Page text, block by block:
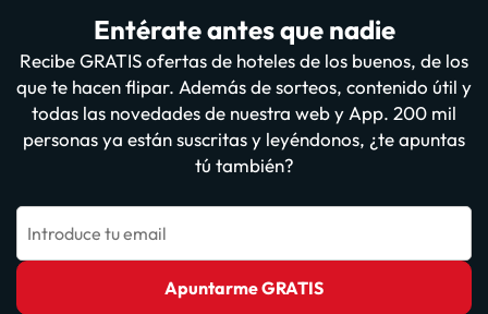
Entérate antes que nadie
Recibe GRATIS ofertas de hoteles de los buenos, de los
que te hacen flipar. Además de sorteos, contenido útil y
todas las novedades de nuestra web y App. 200 mil
personas ya están suscritas y leyéndonos, ¿te apuntas
tú también?
Introduce tu email
Apuntarme GRATIS